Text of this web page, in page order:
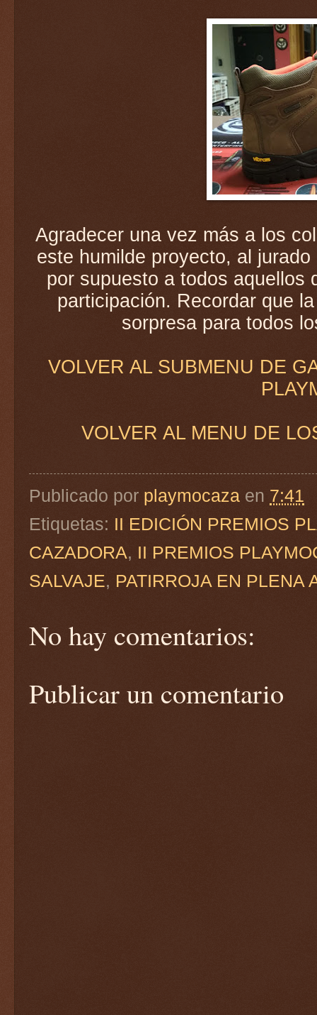
Agradecer una vez más a los
este humilde proyecto, al
por supuesto a todos aquellos
participación. Recordar que
sorpresa para todos
VOLVER AL SUBMENU DE
VOLVER AL MENU DE
Publicado por playmocaza en 7:41
Etiquetas: II EDICIÓN PREMIOS
CAZADORA, II PREMIOS
SALVAJE, PATIRROJA EN PLENA
No hay comentarios:
Publicar un comentario